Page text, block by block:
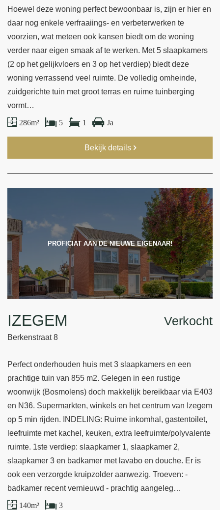
Hoewel deze woning perfect bewoonbaar is, zijn er hier en
daar nog enkele verfraaiings- en verbeterwerken te
voorzien, wat meteen ook kansen biedt om de woning
verder naar eigen smaak af te werken. Met 5 slaapkamers
(2 op het gelijkvloers en 3 op het verdiep) biedt deze
woning verrassend veel ruimte. De volledig omheinde,
zuidgerichte tuin met groot terras en ruime tuinberging
vormt…
286 m² 5 1 Ja
Bekijk details
PROFICIAT AAN DE NIEUWE EIGENAAR!
IZEGEM
Berkenstraat 8
Verkocht
Perfect onderhouden huis met 3 slaapkamers en een
prachtige tuin van 855 m2. Gelegen in een rustige
woonwijk (Bosmolens) doch makkelijk bereikbaar via E403
en N36. Supermarkten, winkels en het centrum van Izegem
op 5 min rijden. INDELING: Ruime inkomhal, gastentoilet,
leefruimte met kachel, keuken, extra leefruimte/polyvalente
ruimte. 1ste verdiep: slaapkamer 1, slaapkamer 2,
slaapkamer 3 en badkamer met lavabo en douche. Er is
ook een verzorgde kruipzolder aanwezig. Troeven: -
badkamer recent vernieuwd - prachtig aangeleg…
140 m² 3